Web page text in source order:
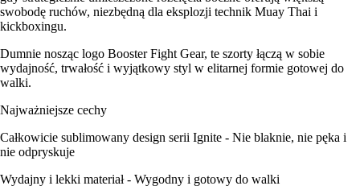
swobodę ruchów, niezbędną dla eksplozji technik Muay Thai i
kickboxingu.
Dumnie nosząc logo Booster Fight Gear, te szorty łączą w sobie
wydajność, trwałość i wyjątkowy styl w elitarnej formie gotowej do
walki.
Najważniejsze cechy
Całkowicie sublimowany design serii Ignite - Nie blaknie, nie pęka i
nie odpryskuje
Wydajny i lekki materiał - Wygodny i gotowy do walki